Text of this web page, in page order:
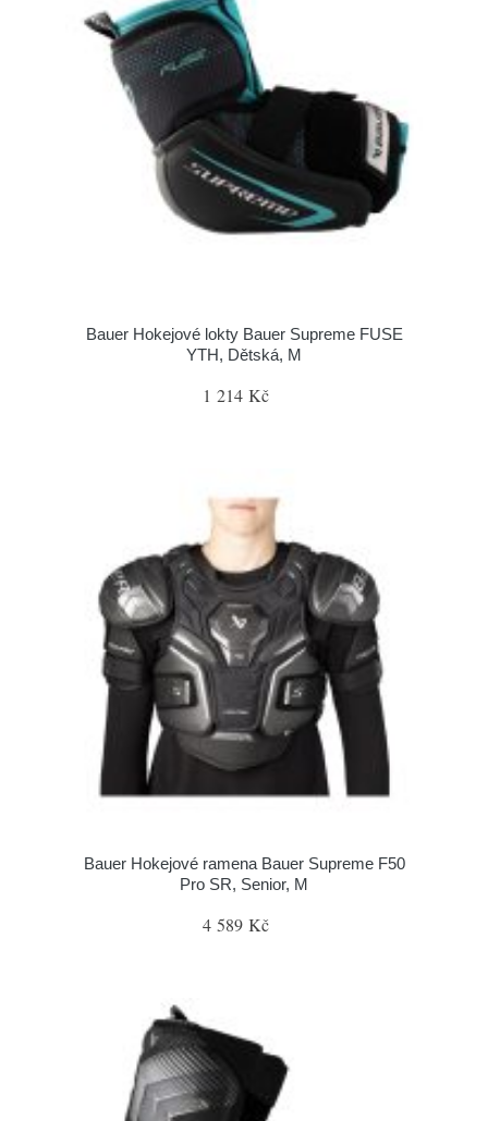
Bauer Hokejové lokty Bauer Supreme FUSE
YTH, Dětská, M
1 214 Kč
Bauer Hokejové ramena Bauer Supreme F50
Pro SR, Senior, M
4 589 Kč